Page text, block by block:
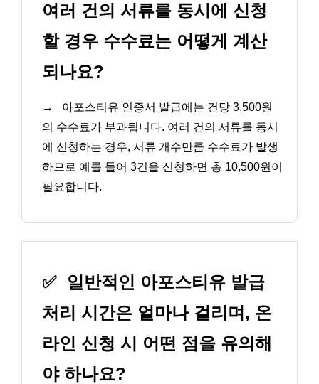
여러 건의 서류를 동시에 신청
할 경우 수수료는 어떻게 계산
되나요?
→
아포스티유 인증서 발급에는 건당 3,500원
의 수수료가 부과됩니다. 여러 건의 서류를 동시
에 신청하는 경우, 서류 개수만큼 수수료가 발생
하므로 예를 들어 3건을 신청하면 총 10,500원이
필요합니다.
✅
일반적인 아포스티유 발급
처리 시간은 얼마나 걸리며, 온
라인 신청 시 어떤 점을 유의해
야 하나요?